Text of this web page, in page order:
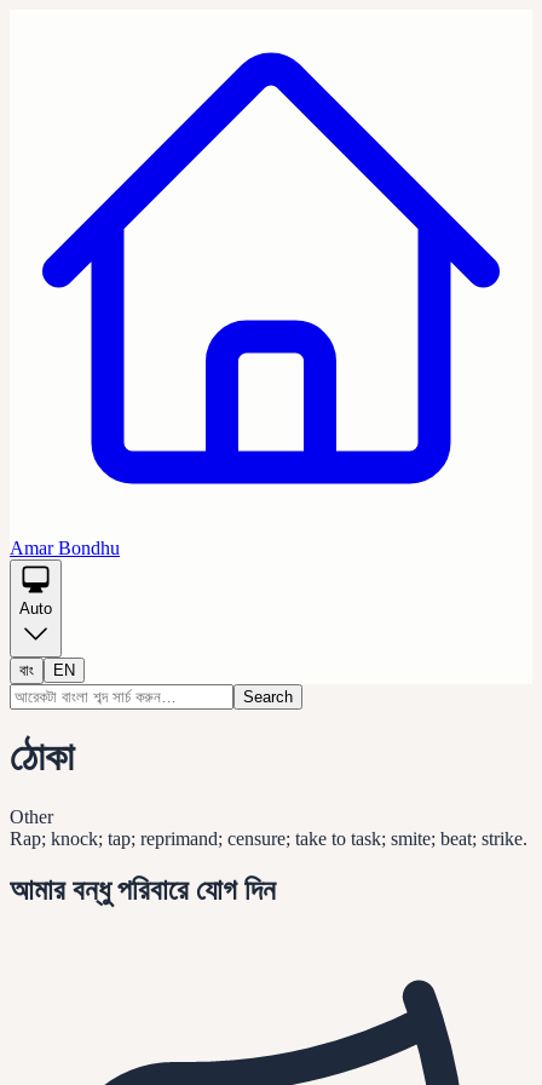
Amar Bondhu
Auto
বাং
EN
Search
ঠোকা
Other
Rap; knock; tap; reprimand; censure; take to task; smite; beat; strike.
আমার বন্ধু পরিবারে যোগ দিন